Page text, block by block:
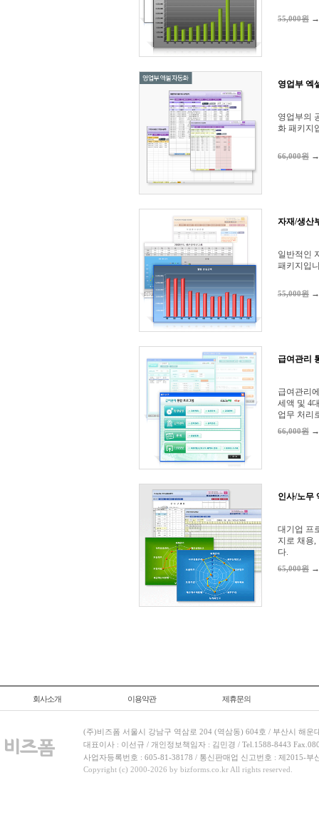
55,000원
영업부 엑
영업부의
화 패키지
66,000원
자재/생산
일반적인
패키지입
55,000원
급여관리
급여관리
세액 및 4
업무 처리
66,000원
인사/노무
대기업 프
지로 채용
다.
65,000원
회사소개 이용약관 제휴문의
(주)비즈폼 서울시 강남구 역삼로 204 (역삼동) 604호 / 부산시 해운
대표이사 : 이선규 / 개인정보책임자 : 김민경 / Tel.1588-8443
사업자등록번호 : 605-81-38178 / 통신판매업 신고번호 : 제2015-부
Copyright (c) 2000-2026 by bizforms.co.kr All rights reserved.